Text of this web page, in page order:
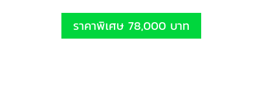
ราคาพิเศษ 78,000 บาท